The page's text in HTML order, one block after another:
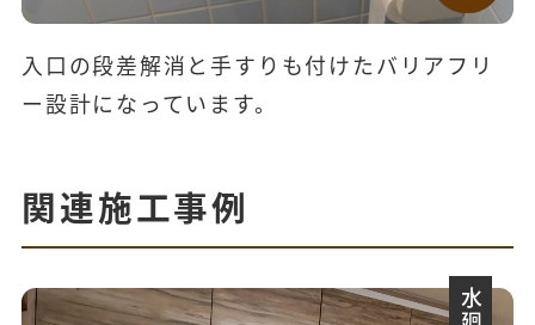
入口の段差解消と手すりも付けたバリアフリ
ー設計になっています。
関連施工事例